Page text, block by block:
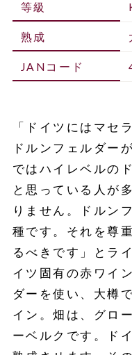
等級
熟成
JANコード
「ドイツにはマ
ドルンフェルダー
ではハイレベルの
と思っている人が
りません。ドルン
種です。それを尊
るべきです」とラ
イツ固有の赤ワイ
ダーを使い、大樽
イン。畑は、グロ
ーベルクです。ド